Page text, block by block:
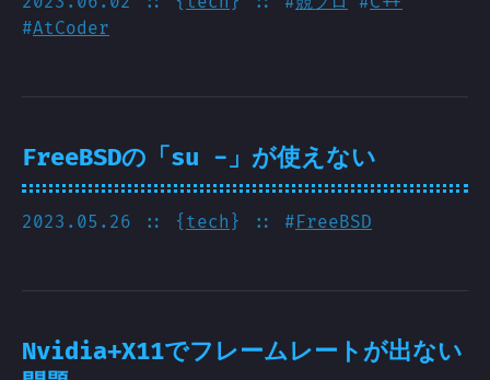
#AtCoder
FreeBSDの「su -」が使えない
2023.05.26 :: { tech } :: #FreeBSD
Nvidia+X11でフレームレートが出ない